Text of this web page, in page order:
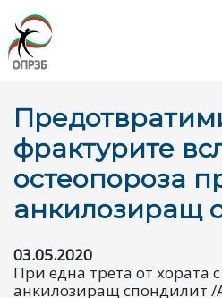
фрактурите
остеопороза
анкилозиращ
03.05.2020
При една трета от хората
анкилозиращ спондилит /